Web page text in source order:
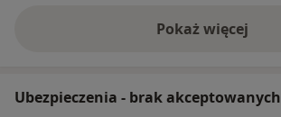
Pokaż więcej
o adresie
Ubezpieczenia - brak akceptowanych